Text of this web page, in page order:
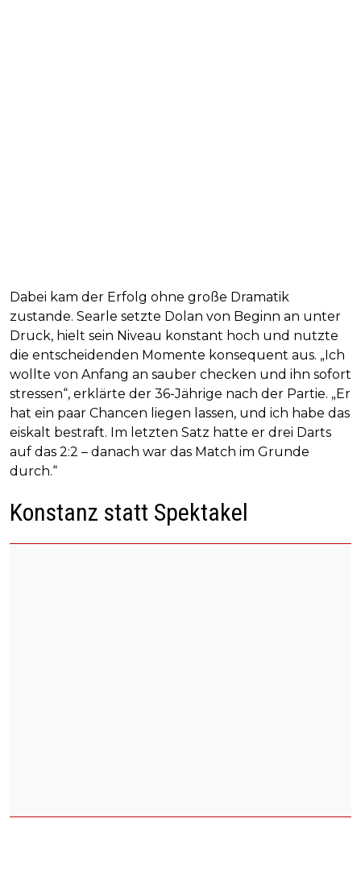
Dabei kam der Erfolg ohne große Dramatik
zustande. Searle setzte Dolan von Beginn an unter
Druck, hielt sein Niveau konstant hoch und nutzte
die entscheidenden Momente konsequent aus. „Ich
wollte von Anfang an sauber checken und ihn sofort
stressen“, erklärte der 36-Jährige nach der Partie. „Er
hat ein paar Chancen liegen lassen, und ich habe das
eiskalt bestraft. Im letzten Satz hatte er drei Darts
auf das 2:2 – danach war das Match im Grunde
durch.“
Konstanz statt Spektakel